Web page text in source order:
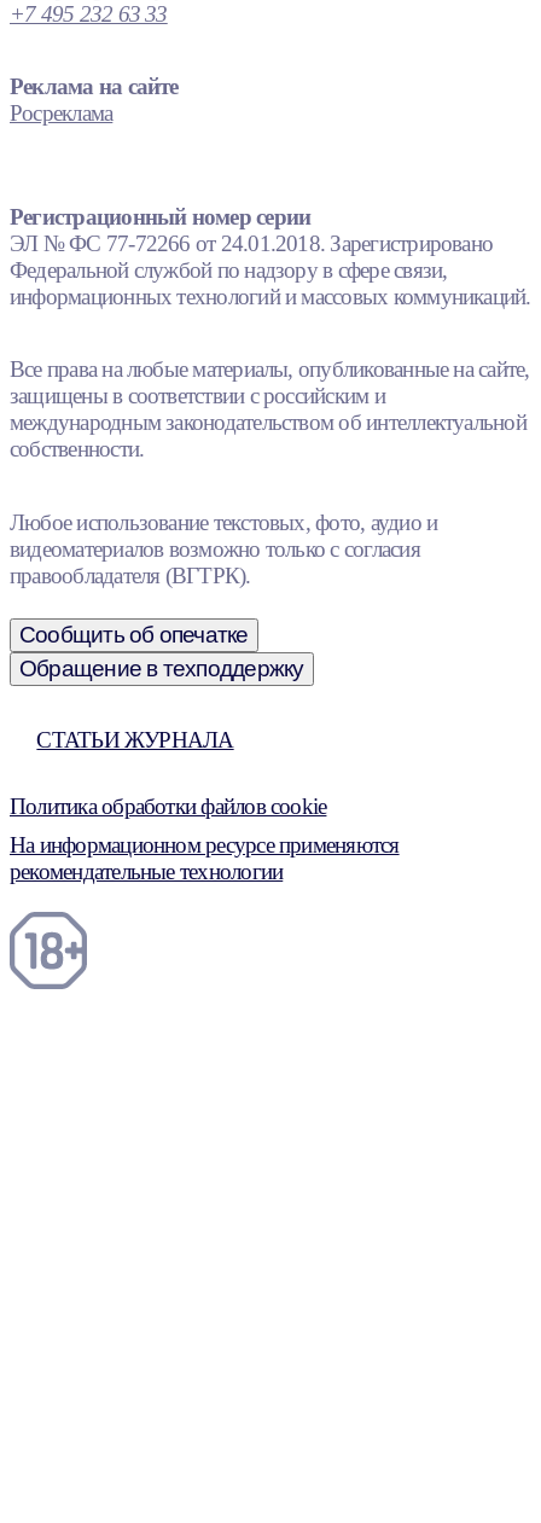
+7 495 232 63 33
Реклама на сайте
Росреклама
Регистрационный номер серии
ЭЛ № ФС 77-72266 от 24.01.2018. Зарегистрировано
Федеральной службой по надзору в сфере связи,
информационных технологий и массовых коммуникаций.
Все права на любые материалы, опубликованные на сайте,
защищены в соответствии с российским и
международным законодательством об интеллектуальной
собственности.
Любое использование текстовых, фото, аудио и
видеоматериалов возможно только с согласия
правообладателя (ВГТРК).
Сообщить об опечатке
Обращение в техподдержку
СТАТЬИ ЖУРНАЛА
Политика обработки файлов cookie
На информационном ресурсе применяются
рекомендательные технологии